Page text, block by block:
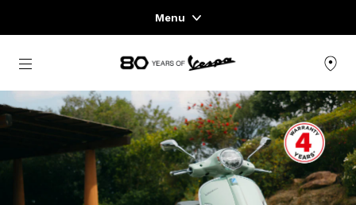
Menu
Home
ΓΚΆΜΑ ΟΧΗΜΆΤΩΝ
ΈΝΔΥΣΗ & LIFESTYLE
ΕΜΠΕΙΡΊΕΣ
Μετάβαση στο κυρίως περιεχόμενο